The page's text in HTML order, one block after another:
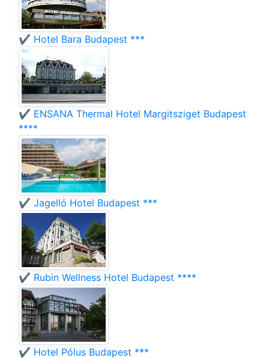
✔️ Hotel Bara Budapest ***
✔️ ENSANA Thermal Hotel Margitsziget Budapest
****
✔️ Jagelló Hotel Budapest ***
✔️ Rubin Wellness Hotel Budapest ****
✔️ Hotel Pólus Budapest ***